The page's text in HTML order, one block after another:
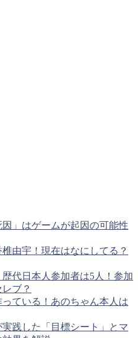
因」はゲームが起因の可能性
由宇！現在はなにしてる？
歴代日本人参加者は5人！参加
ブ？
ている！あのちゃん本人は
実践した「目標シート」とマ